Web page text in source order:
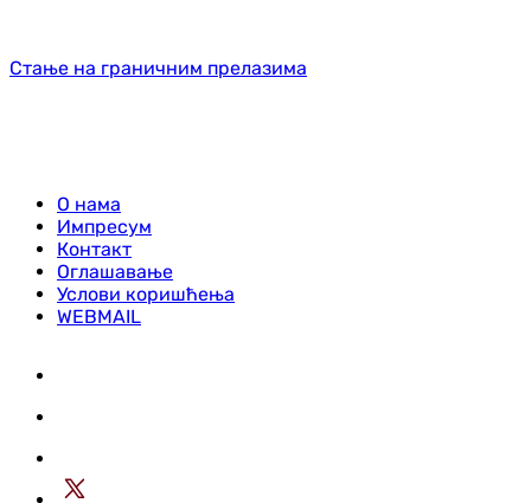
Стање на граничним прелазима
О нама
Импресум
Контакт
Оглашавање
Услови коришћења
WEBMAIL